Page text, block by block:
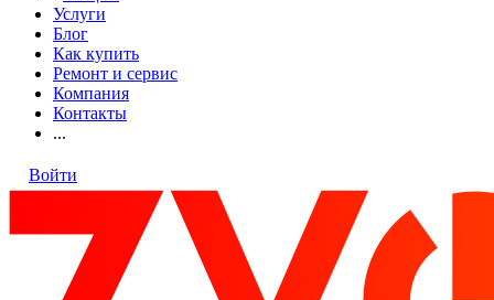
Услуги
Блог
Как купить
Ремонт и сервис
Компания
Контакты
...
Войти